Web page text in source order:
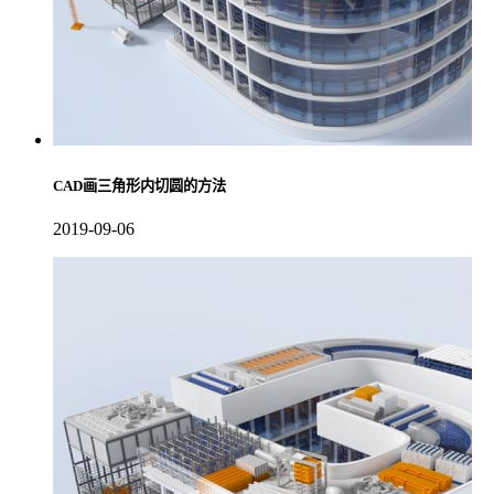
CAD画三角形内切圆的方法
2019-09-06